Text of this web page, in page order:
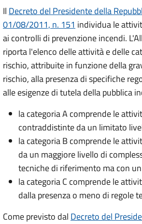
Il Decreto del Presidente della
01/08/2011, n. 151 individua le
ai controlli di prevenzione incendi.
riporta l'elenco delle attività e delle
rischio, attribuite in funzione della
rischio, alla presenza di specifiche
alle esigenze di tutela della pubblica
la categoria A comprende le
contraddistinte da un limitato
la categoria B comprende le
da un maggiore livello di
tecniche di riferimento ma con
la categoria C comprende le
dalla presenza o meno di regole
Come previsto dal Decreto del